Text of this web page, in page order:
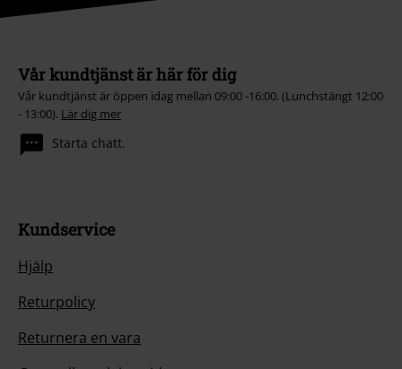
Vår kundtjänst är här för dig
Vår kundtjänst är öppen idag mellan 09:00 -16:00. (Lunchstängt 12:00
- 13:00). Lär dig mer
Starta chatt.
Kundservice
Hjälp
Returpolicy
Returnera en vara